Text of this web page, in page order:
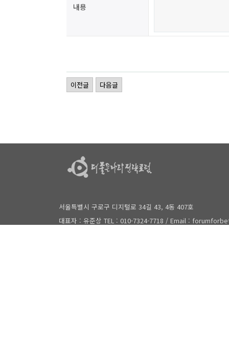
내용
이전글 다음글
서울특별시 구로구 디지털로 34길 43, 4동 407호
대표자 : 유준상 TEL : 010-7324-7718 / Email :